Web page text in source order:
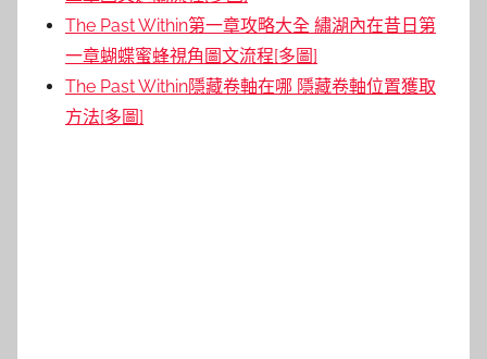
The Past Within第一章攻略大全 繡湖內在昔日第
一章蝴蝶蜜蜂視角圖文流程[多圖]
The Past Within隱藏卷軸在哪 隱藏卷軸位置獲取
方法[多圖]